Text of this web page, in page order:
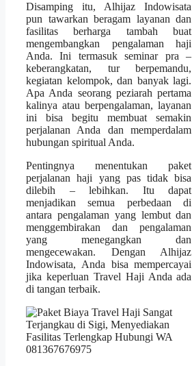
Disamping itu, Alhijaz Indowisata
pun tawarkan beragam layanan dan
fasilitas berharga tambah buat
mengembangkan pengalaman haji
Anda. Ini termasuk seminar pra –
keberangkatan, tur berpemandu,
kegiatan kelompok, dan banyak lagi.
Apa Anda seorang peziarah pertama
kalinya atau berpengalaman, layanan
ini bisa begitu membuat semakin
perjalanan Anda dan memperdalam
hubungan spiritual Anda.
Pentingnya menentukan paket
perjalanan haji yang pas tidak bisa
dilebih – lebihkan. Itu dapat
menjadikan semua perbedaan di
antara pengalaman yang lembut dan
menggembirakan dan pengalaman
yang menegangkan dan
mengecewakan. Dengan Alhijaz
Indowisata, Anda bisa mempercayai
jika keperluan Travel Haji Anda ada
di tangan terbaik.